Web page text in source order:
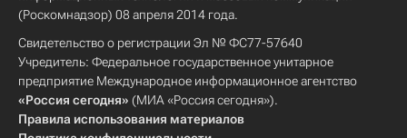
(Роскомнадзор) 08 апреля 2014 года.
Свидетельство о регистрации Эл № ФС77-57640
Учредитель: Федеральное государственное унитарное
предприятие Международное информационное агентство
«Россия сегодня» (МИА «Россия сегодня»).
Правила использования материалов